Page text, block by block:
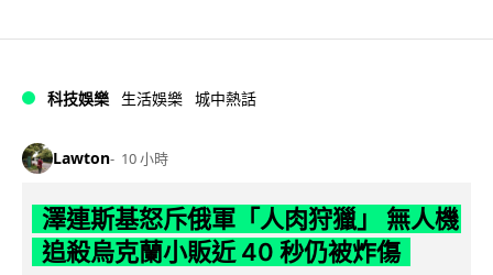
科技娛樂 生活娛樂 城中熱話
Lawton 10 小時
澤連斯基怒斥俄軍「人肉狩獵」 無人機
追殺烏克蘭小販近 40 秒仍被炸傷